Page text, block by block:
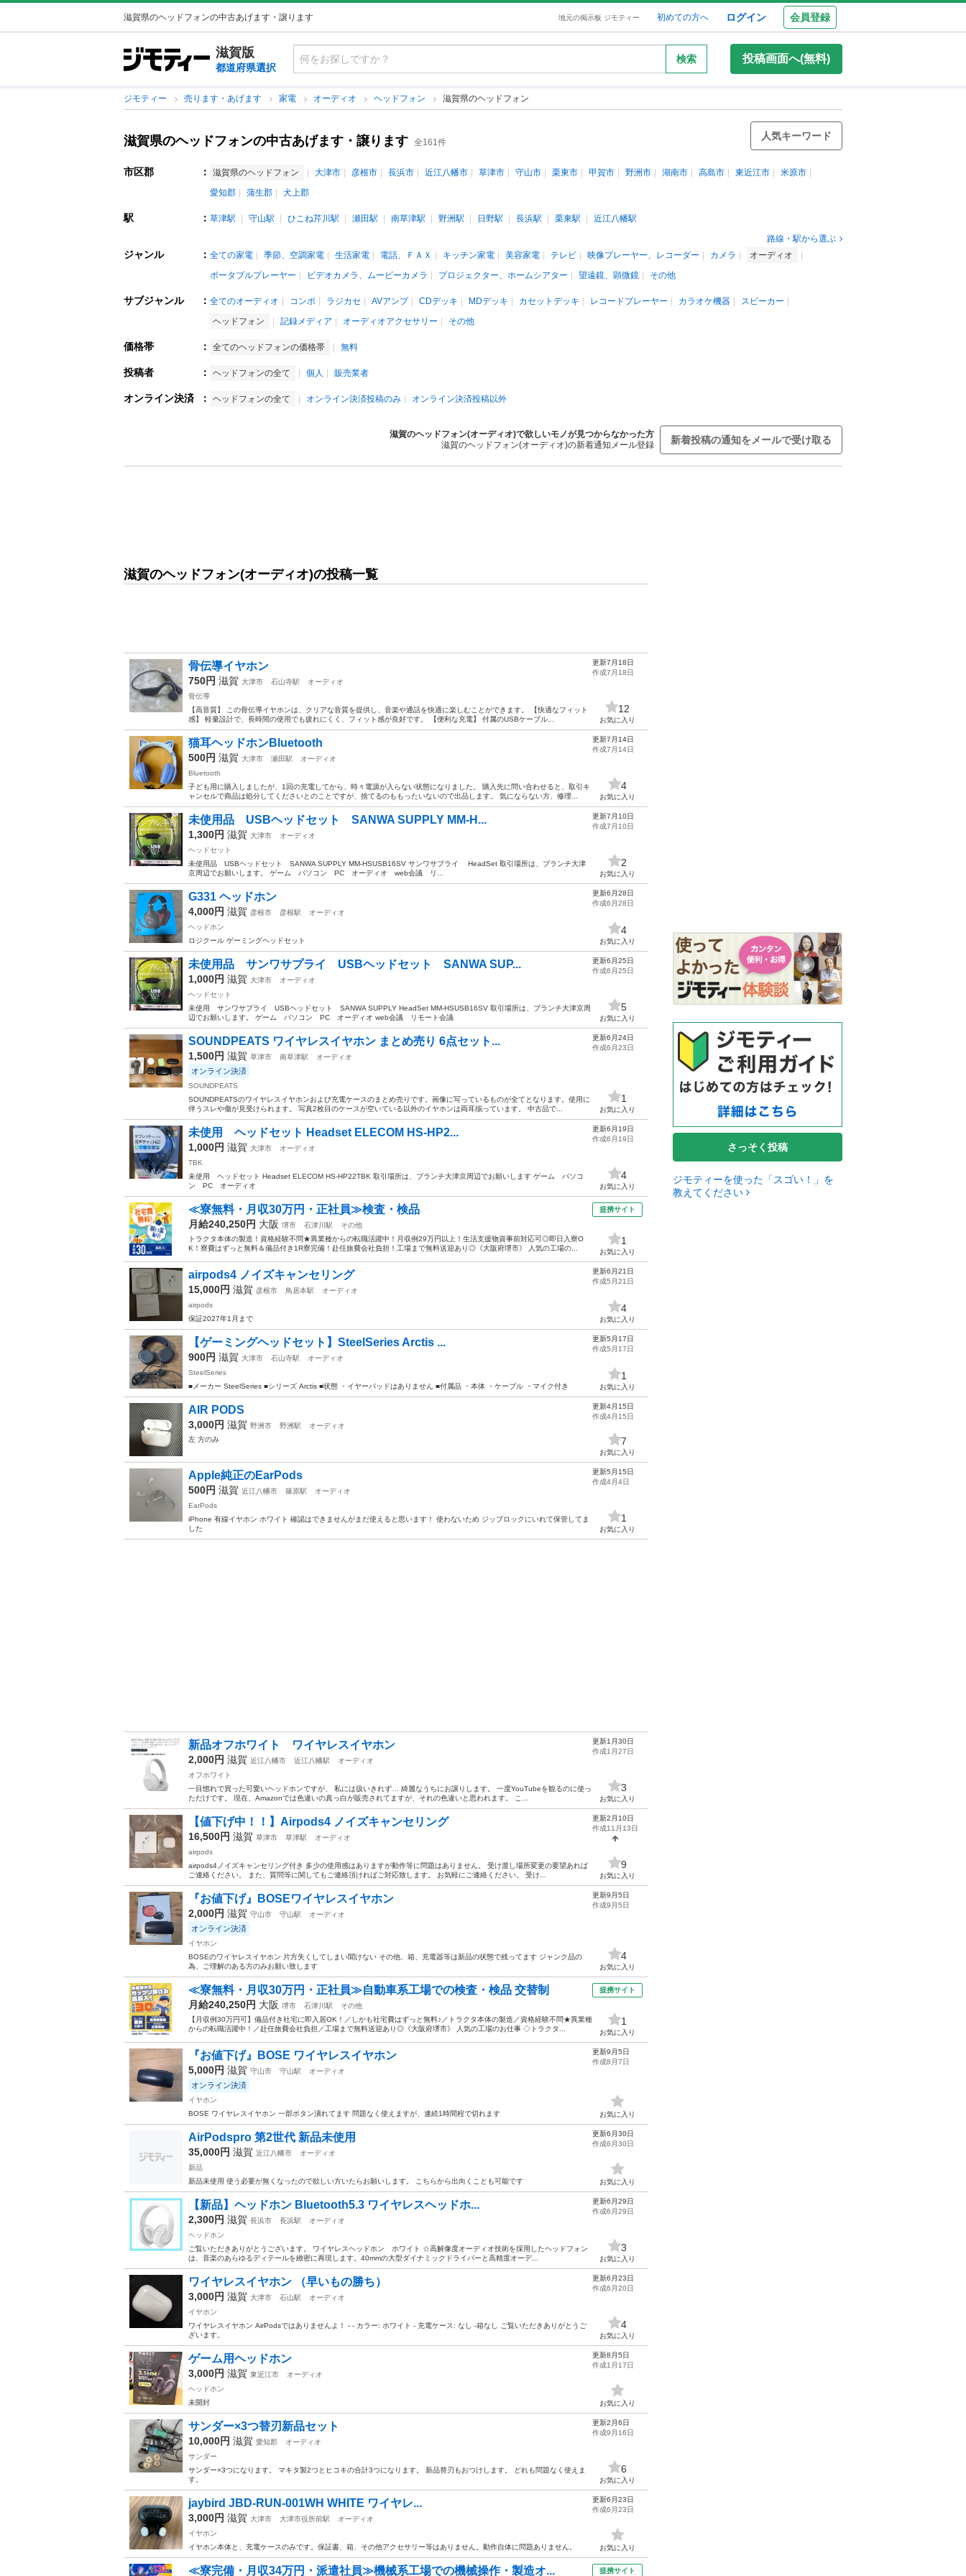
滋賀県のヘッドフォンの中古あげます・譲ります 地元の掲示板 ジモティー 初めての方へ ログイン 会員登録
滋賀版
都道府県選択
検索 投稿画面へ(無料)
ジモティー 売ります・あげます 家電 オーディオ ヘッドフォン 滋賀県のヘッドフォン
滋賀県のヘッドフォンの中古あげます・譲ります 全161件
人気キーワード
市区郡 ： 滋賀県のヘッドフォン 大津市 彦根市 長浜市 近江八幡市 草津市 守山市 栗東市 甲賀市 野洲市 湖南市 高島市 東近江市
米原市
愛知郡
蒲生郡 犬上郡
駅 ： 草津駅 守山駅 ひこね芹川駅 瀬田駅 南草津駅 野洲駅 日野駅 長浜駅 栗東駅
近江八幡駅
路線・駅から選ぶ
ジャンル ： 全ての家電 季節、空調家電 生活家電 電話、ＦＡＸ キッチン家電 美容家電 テレビ 映像プレーヤー、レコーダー カメラ
オーディオ
ポータブルプレーヤー
ビデオカメラ、ムービーカメラ プロジェクター、ホームシアター 望遠鏡、顕微鏡 その他
サブジャンル ： 全てのオーディオ コンポ ラジカセ AVアンプ CDデッキ MDデッキ カセットデッキ レコードプレーヤー カラオケ機器
スピーカー
ヘッドフォン
記録メディア オーディオアクセサリー その他
価格帯 ： 全てのヘッドフォンの価格帯 無料
投稿者 ： ヘッドフォンの全て 個人 販売業者
オンライン決済 ： ヘッドフォンの全て オンライン決済投稿のみ オンライン決済投稿以外
滋賀のヘッドフォン(オーディオ)で欲しいモノが見つからなかった方
滋賀のヘッドフォン(オーディオ)の新着通知メール登録
新着投稿の通知をメールで受け取る
滋賀のヘッドフォン(オーディオ)の投稿一覧
骨伝導イヤホン
750円 滋賀 大津市 石山寺駅
オーディオ
骨伝導
【高音質】 この骨伝導イヤホンは、クリアな音質を提供し、音楽や通話を快適に楽しむことができます。 【快適なフィット
感】 軽量設計で、長時間の使用でも疲れにくく、フィット感が良好です。 【便利な充電】 付属のUSBケーブル...
更新7月18日
作成7月18日
12
お気に入り
猫耳ヘッドホンBluetooth
500円 滋賀 大津市 瀬田駅
オーディオ
Bluetooth
子ども用に購入しましたが、1回の充電してから、時々電源が入らない状態になりました。 購入先に問い合わせると、取引キ
ャンセルで商品は処分してくださいとのことですが、捨てるのももったいないので出品します。 気にならない方、修理...
更新7月14日
作成7月14日
4
お気に入り
未使用品 USBヘッドセット SANWA SUPPLY MM-H...
1,300円 滋賀 大津市
オーディオ
ヘッドセット
未使用品 USBヘッドセット SANWA SUPPLY MM-HSUSB16SV サンワサプライ HeadSet 取引場所は、ブランチ大津
京周辺でお願いします。 ゲーム パソコン PC オーディオ web会議 リ...
更新7月10日
作成7月10日
2
お気に入り
G331 ヘッドホン
4,000円 滋賀 彦根市 彦根駅
オーディオ
ヘッドホン
ロジクール ゲーミングヘッドセット
更新6月28日
作成6月28日
4
お気に入り
未使用品 サンワサプライ USBヘッドセット SANWA SUP...
1,000円 滋賀 大津市
オーディオ
ヘッドセット
未使用 サンワサプライ USBヘッドセット SANWA SUPPLY HeadSet MM-HSUSB16SV 取引場所は、ブランチ大津京周
辺でお願いします。 ゲーム パソコン PC オーディオ web会議 リモート会議
更新6月25日
作成6月25日
5
お気に入り
SOUNDPEATS ワイヤレスイヤホン まとめ売り 6点セット...
1,500円 滋賀 草津市 南草津駅 オーディオ
オンライン決済
SOUNDPEATS
SOUNDPEATSのワイヤレスイヤホンおよび充電ケースのまとめ売りです。画像に写っているものが全てとなります。使用に
伴うスレや傷が見受けられます。 写真2枚目のケースが空いている以外のイヤホンは両耳揃っています。 中古品で...
更新6月24日
作成6月23日
1
お気に入り
未使用 ヘッドセット Headset ELECOM HS-HP2...
1,000円 滋賀 大津市
オーディオ
TBK
未使用 ヘッドセット Headset ELECOM HS-HP22TBK 取引場所は、ブランチ大津京周辺でお願いします ゲーム パソコ
ン PC オーディオ
更新6月19日
作成6月19日
4
お気に入り
≪寮無料・月収30万円・正社員≫検査・検品
月給240,250円 大阪 堺市 石津川駅
その他
トラクタ本体の製造！資格経験不問★異業種からの転職活躍中！月収例29万円以上！生活支援物資事前対応可◎即日入寮O
K！寮費はずっと無料＆備品付き1R寮完備！赴任旅費会社負担！工場まで無料送迎あり◎《大阪府堺市》 人気の工場の...
提携サイト
1
お気に入り
airpods4 ノイズキャンセリング
15,000円 滋賀 彦根市 鳥居本駅
オーディオ
airpods
保証2027年1月まで
更新6月21日
作成5月21日
4
お気に入り
【ゲーミングヘッドセット】SteelSeries Arctis ...
900円 滋賀 大津市 石山寺駅
オーディオ
SteelSeries
■メーカー SteelSeries ■シリーズ Arctis ■状態 ・イヤーパッドはありません ■付属品 ・本体 ・ケーブル ・マイク付き
更新5月17日
作成5月17日
1
お気に入り
AIR PODS
3,000円 滋賀 野洲市 野洲駅
オーディオ
左 方のみ
更新4月15日
作成4月15日
7
お気に入り
Apple純正のEarPods
500円 滋賀 近江八幡市 篠原駅
オーディオ
EarPods
iPhone 有線イヤホン ホワイト 確認はできませんがまだ使えると思います！ 使わないため ジップロックにいれて保管してま
した
更新5月15日
作成4月4日
1
お気に入り
新品オフホワイト ワイヤレスイヤホン
2,000円 滋賀 近江八幡市 近江八幡駅
オーディオ
オフホワイト
一目惚れで買った可愛いヘッドホンですが、 私には扱いきれず… 綺麗なうちにお譲りします。 一度YouTubeを観るのに使っ
ただけです。 現在、Amazonでは色違いの真っ白が販売されてますが、それの色違いと思われます。 こ...
更新1月30日
作成1月27日
3
お気に入り
【値下げ中！！】Airpods4 ノイズキャンセリング
16,500円 滋賀 草津市 草津駅
オーディオ
airpods
airpods4ノイズキャンセリング付き 多少の使用感はありますが動作等に問題はありません。 受け渡し場所変更の要望あれば
ご連絡ください。 また、質問等に関してもご連絡頂ければご対応致します。 お気軽にご連絡ください。 受け...
更新2月10日
作成11月13日
9
お気に入り
『お値下げ』BOSEワイヤレスイヤホン
2,000円 滋賀 守山市 守山駅 オーディオ
オンライン決済
イヤホン
BOSEのワイヤレスイヤホン 片方失くしてしまい聞けない その他、箱、充電器等は新品の状態で残ってます ジャンク品の
為、ご理解のある方のみお願い致します
更新9月5日
作成9月5日
4
お気に入り
≪寮無料・月収30万円・正社員≫自動車系工場での検査・検品 交替制
月給240,250円 大阪 堺市 石津川駅
その他
【月収例30万円可】備品付き社宅に即入居OK！／しかも社宅費はずっと無料♪／トラクタ本体の製造／資格経験不問★異業種
からの転職活躍中！／赴任旅費会社負担／工場まで無料送迎あり◎《大阪府堺市》 人気の工場のお仕事 ◇トラクタ...
提携サイト
1
お気に入り
『お値下げ』BOSE ワイヤレスイヤホン
5,000円 滋賀 守山市 守山駅 オーディオ
オンライン決済
イヤホン
BOSE ワイヤレスイヤホン 一部ボタン潰れてます 問題なく使えますが、連続1時間程で切れます
更新9月5日
作成8月7日
お気に入り
AirPodspro 第2世代 新品未使用
35,000円 滋賀 近江八幡市
オーディオ
新品
新品未使用 使う必要が無くなったので欲しい方いたらお願いします。 こちらから出向くことも可能です
更新6月30日
作成6月30日
お気に入り
【新品】ヘッドホン Bluetooth5.3 ワイヤレスヘッドホ...
2,300円 滋賀 長浜市 長浜駅
オーディオ
ヘッドホン
ご覧いただきありがとうございます。 ワイヤレスヘッドホン ホワイト ☆高解像度オーディオ技術を採用したヘッドフォン
は、音楽のあらゆるディテールを緻密に再現します。40mmの大型ダイナミックドライバーと高精度オーデ...
更新6月29日
作成6月29日
3
お気に入り
ワイヤレスイヤホン （早いもの勝ち）
3,000円 滋賀 大津市 石山駅
オーディオ
イヤホン
ワイヤレスイヤホン AirPodsではありませんよ！ - - カラー: ホワイト - 充電ケース: なし -箱なし ご覧いただきありがとうご
ざいます。
更新6月23日
作成6月20日
4
お気に入り
ゲーム用ヘッドホン
3,000円 滋賀 東近江市
オーディオ
ヘッドホン
未開封
更新8月5日
作成1月17日
お気に入り
サンダー×3つ替刃新品セット
10,000円 滋賀 愛知郡
オーディオ
サンダー
サンダー×3つになります。 マキタ製2つとヒコキの合計3つになります。 新品替刃もおつけします。 どれも問題なく使えま
す。
更新2月6日
作成9月16日
6
お気に入り
jaybird JBD-RUN-001WH WHITE ワイヤレ...
3,000円 滋賀 大津市 大津市役所前駅
オーディオ
イヤホン
イヤホン本体と、充電ケースのみです。保証書、箱、その他アクセサリー等はありません。動作自体に問題ありません。
更新6月23日
作成6月23日
お気に入り
≪寮完備・月収34万円・派遣社員≫機械系工場での機械操作・製造オ... 提携サイト
さっそく投稿
ジモティーを使った「スゴい！」を
教えてください